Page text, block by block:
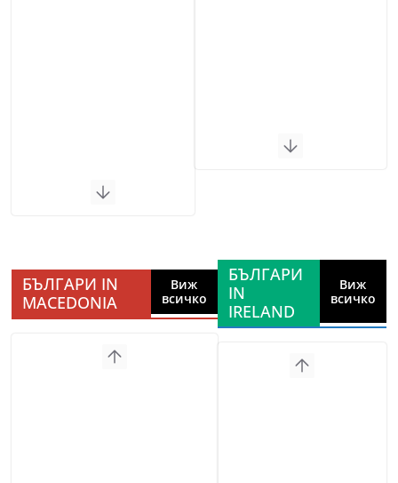
БЪЛГАРИ IN
MACEDONIA
Виж
всичко
БЪЛГАРИ
IN
IRELAND
Виж
всичко